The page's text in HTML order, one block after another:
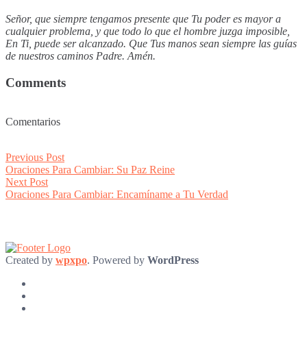
Señor, que siempre tengamos presente que Tu poder es mayor a
cualquier problema, y que todo lo que el hombre juzga imposible,
En Ti, puede ser alcanzado. Que Tus manos sean siempre las guías
de nuestros caminos Padre. Amén.
Comments
Comentarios
Post
navigation
Previous PostPrevious
post:
Oraciones Para Cambiar: Su Paz Reine
Next PostNext
post:
Oraciones Para Cambiar: Encamíname a Tu Verdad
Created by wpxpo. Powered by WordPress